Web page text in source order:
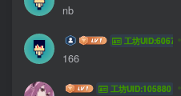
nb
coffee wkf 工坊UID:60677
166
jlddmuX工坊UID:105880